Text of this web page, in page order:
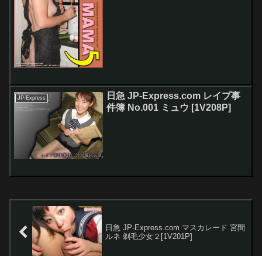
JP-Express
日急 JP-Express.com レイプ事
件簿 No.001 ミュウ [1V208P]
日急 JP-Express.com マスカレード 宮間
ルネ 剃毛少女２[1V201P]